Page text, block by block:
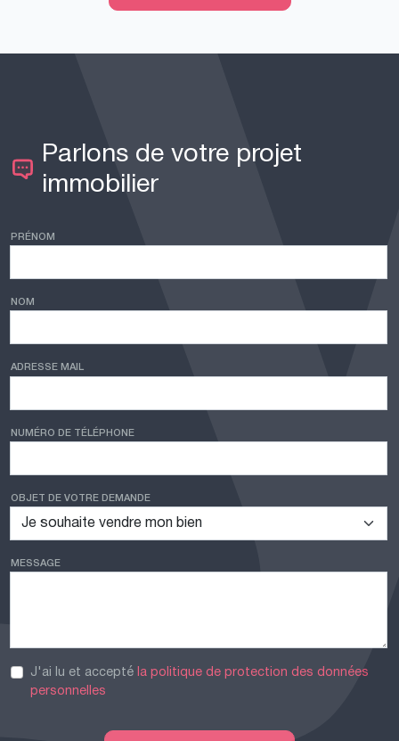
Parlons de votre projet
immobilier
PRÉNOM
NOM
ADRESSE MAIL
NUMÉRO DE TÉLÉPHONE
OBJET DE VOTRE DEMANDE
MESSAGE
J'ai lu et acceptéla politique de protection des données
personnelles